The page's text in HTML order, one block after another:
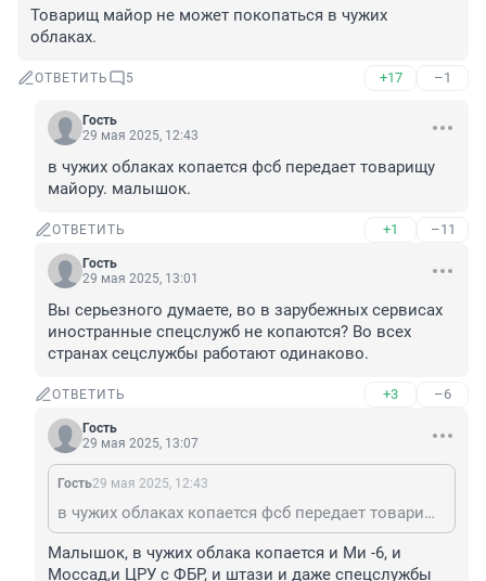
Товарищ майор не может покопаться в чужих
облаках.
ОТВЕТИТЬ 5 +17 –1
Гость
29 мая 2025, 12:43
в чужих облаках копается фсб передает товарищу
майору. малышок.
ОТВЕТИТЬ +1 –11
Гость
29 мая 2025, 13:01
Вы серьезного думаете, во в зарубежных сервисах
иностранные спецслужб не копаются? Во всех
странах сецслужбы работают одинаково.
ОТВЕТИТЬ +3 –6
Гость
29 мая 2025, 13:07
Гость29 мая 2025, 12:43
в чужих облаках копается фсб передает товарищу майору. малышок.
Малышок, в чужих облака копается и Ми -6, и
Моссад,и ЦРУ с ФБР, и штази и даже спецслужбы